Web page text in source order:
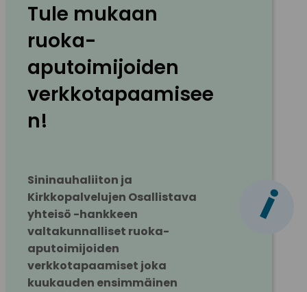
Tule mukaan
ruoka-
aputoimijoiden
verkkotapaamisee
n!
Sininauhaliiton ja
Kirkkopalvelujen Osallistava
yhteisö -hankkeen
valtakunnalliset ruoka-
aputoimijoiden
verkkotapaamiset joka
kuukauden ensimmäinen
i